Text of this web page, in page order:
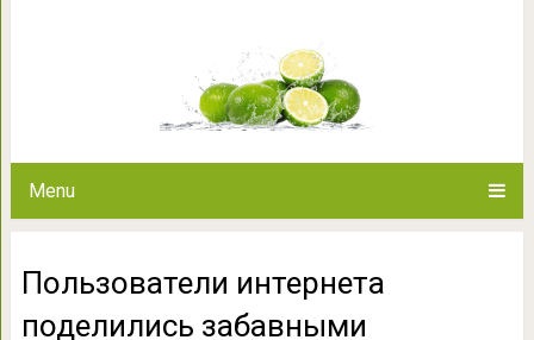
Menu
которые произошли с их
Пользователи интернета
поделились забавными